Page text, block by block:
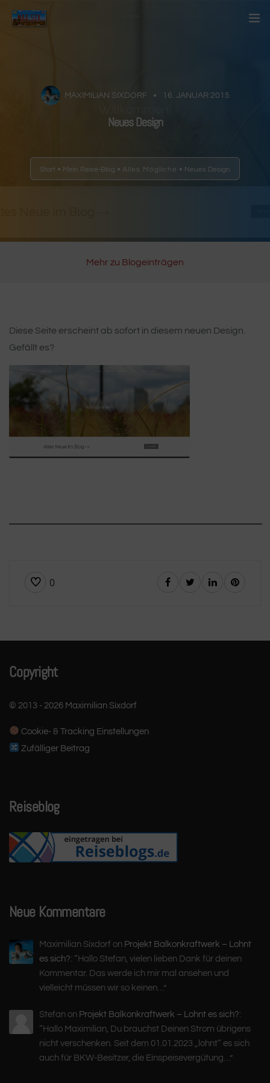
Länder
MAXIMILIAN SIXDORF 16. JANUAR 2015
Neues Design
Start Mein Reise-Blog Alles Mögliche Neues Design
Mehr zu Blogeinträgen
Diese Seite erscheint ab sofort in diesem neuen Design.
Gefällt es?
0
Copyright
© 2013 - 2026 Maximilian Sixdorf
Cookie- & Tracking Einstellungen
Zufälliger Beitrag
Reiseblog
Neue Kommentare
Maximilian Sixdorf on Projekt Balkonkraftwerk – Lohnt
es sich?: “ Hallo Stefan, vielen lieben Dank für deinen
Kommentar. Das werde ich mir mal ansehen und
vielleicht müssen wir so keinen… ”
Stefan on Projekt Balkonkraftwerk – Lohnt es sich?:
“ Hallo Maximilian, Du brauchst Deinen Strom übrigens
nicht verschenken. Seit dem 01.01.2023 „lohnt“ es sich
auch für BKW-Besitzer, die Einspeisevergütung… ”